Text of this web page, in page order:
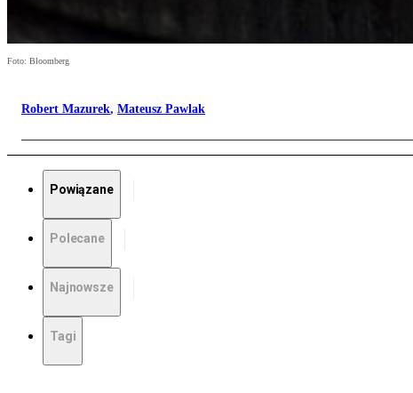
Foto: Bloomberg
Robert Mazurek, Mateusz Pawlak
Powiązane
Polecane
Najnowsze
Tagi